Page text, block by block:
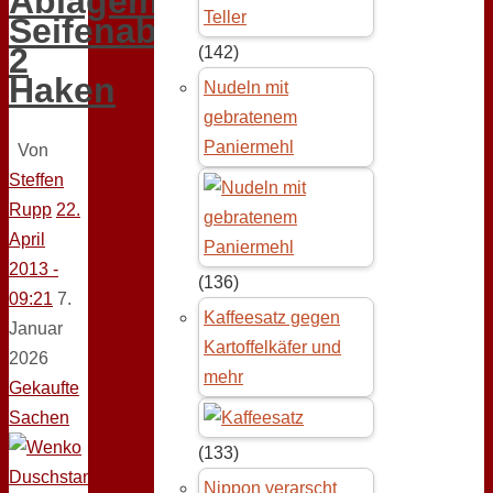
Seifenablage,
2
Haken
Von
Steffen
Rupp 22.
April
2013 -
09:21 7.
Januar
2026
Gekaufte
Sachen
(142)
Nudeln mit
gebratenem
Paniermehl
(136)
Kaffeesatz gegen
Kartoffelkäfer und
mehr
(133)
Nippon verarscht